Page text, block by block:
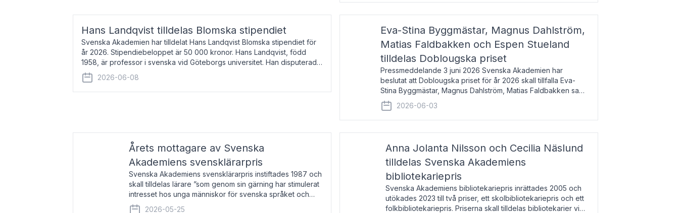
Hans Landqvist tilldelas Blomska stipendiet
Svenska Akademien har tilldelat Hans Landqvist Blomska stipendiet för
år 2026. Stipendiebeloppet är 50 000 kronor. Hans Landqvist, född
1958, är professor i svenska vid Göteborgs universitet. Han disputerade
år 2000 på avhandlingen Författn
2026-06-08
Eva-Stina Byggmästar, Magnus Dahlström,
Matias Faldbakken och Espen Stueland
tilldelas Doblougska priset
Pressmeddelande 3 juni 2026 Svenska Akademien har
beslutat att Doblougska priset för år 2026 skall tillfalla Eva-
Stina Byggmästar, Magnus Dahlström, Matias Faldbakken samt
Espen Stueland. Prisbeloppet är 200 000 svenska kronor per
mottagare
2026-06-03
Årets mottagare av Svenska
Akademiens svensklärarpris
Svenska Akademiens svensklärarpris instiftades 1987 och
skall tilldelas lärare ”som genom sin gärning har stimulerat
intresset hos unga människor för svenska språket och
litteraturen”. Prisutdelning och samtal med pristagarna
2026-05-25
Anna Jolanta Nilsson och Cecilia Näslund
tilldelas Svenska Akademiens
bibliotekariepris
Svenska Akademiens bibliotekariepris inrättades 2005 och
utökades 2023 till två priser, ett skolbibliotekariepris och ett
folkbibliotekariepris. Priserna skall tilldelas bibliotekarier vid